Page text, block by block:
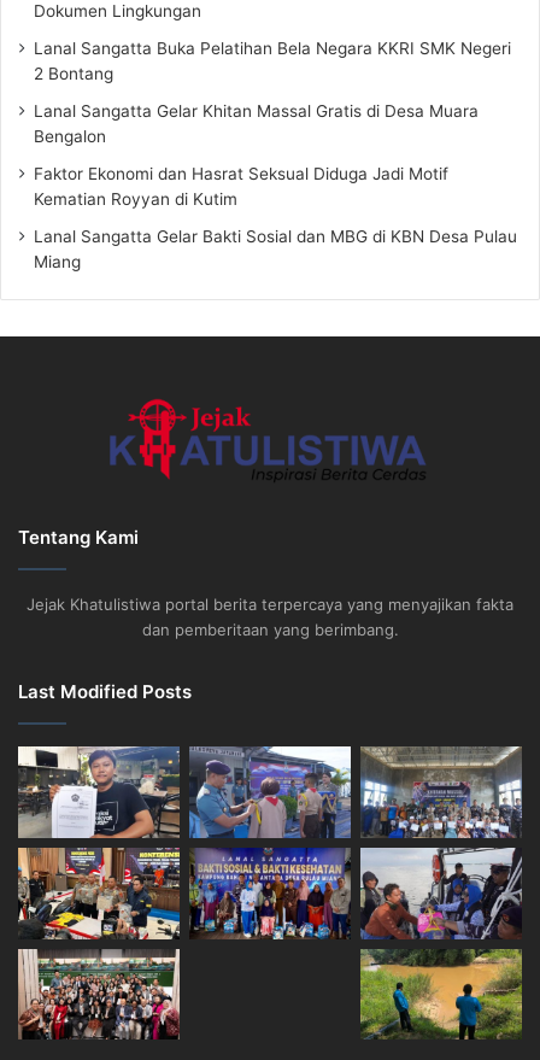
Dokumen Lingkungan
Lanal Sangatta Buka Pelatihan Bela Negara KKRI SMK Negeri
2 Bontang
Lanal Sangatta Gelar Khitan Massal Gratis di Desa Muara
Bengalon
Faktor Ekonomi dan Hasrat Seksual Diduga Jadi Motif
Kematian Royyan di Kutim
Lanal Sangatta Gelar Bakti Sosial dan MBG di KBN Desa Pulau
Miang
Tentang Kami
Jejak Khatulistiwa portal berita terpercaya yang menyajikan fakta
dan pemberitaan yang berimbang.
Last Modified Posts